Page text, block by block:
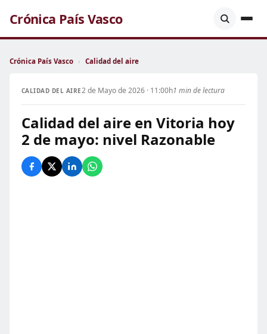
Crónica País Vasco
Crónica País Vasco › Calidad del aire
CALIDAD DEL AIRE2 de Mayo de 2026 · 11:00h1 min de lectura
Calidad del aire en Vitoria hoy
2 de mayo: nivel Razonable